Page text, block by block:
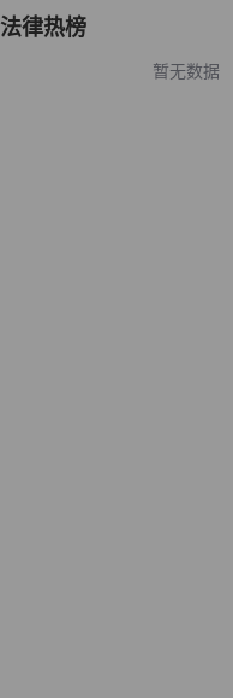
法律热榜
暂无数据